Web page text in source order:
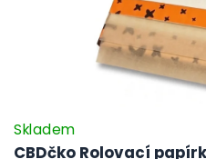
CBDčko Rolovací
Skladem